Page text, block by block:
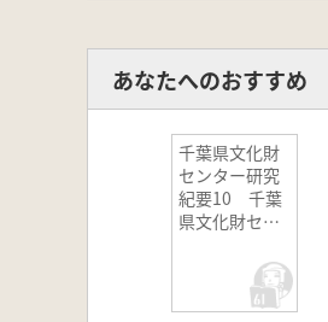
あなたへのおすすめ
千葉県文化財
センター研究
紀要10 千葉
県文化財セン